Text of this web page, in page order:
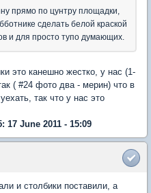
прямо по цунтру площадки,
сделать белой краской
и для просто тупо думающих.
это канешно жестко, у нас (1-
( #24 фото два - мерин) что в
так что у нас это
17 June 2011 - 15:09
и столбики поставили, а